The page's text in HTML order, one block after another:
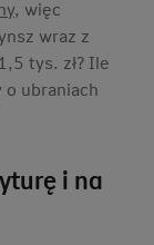
, więc
wraz z
tys. zł? Ile
o ubraniach
i na